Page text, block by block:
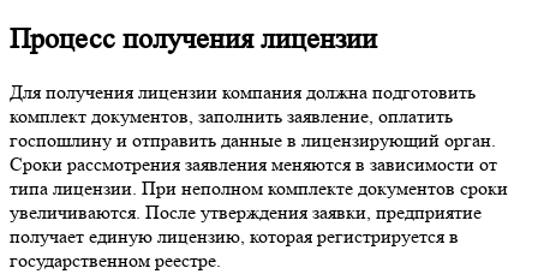
Процесс получения лицензии
Для получения лицензии компания должна подготовить
комплект документов, заполнить заявление, оплатить
госпошлину и отправить данные в лицензирующий орган.
Сроки рассмотрения заявления меняются в зависимости от
типа лицензии. При неполном комплекте документов сроки
увеличиваются. После утверждения заявки, предприятие
получает единую лицензию, которая регистрируется в
государственном реестре.